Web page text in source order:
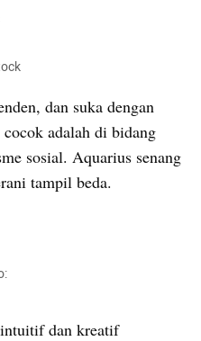
dan suka dengan
adalah di bidang
sosial. Aquarius senang
tampil beda.
dan kreatif